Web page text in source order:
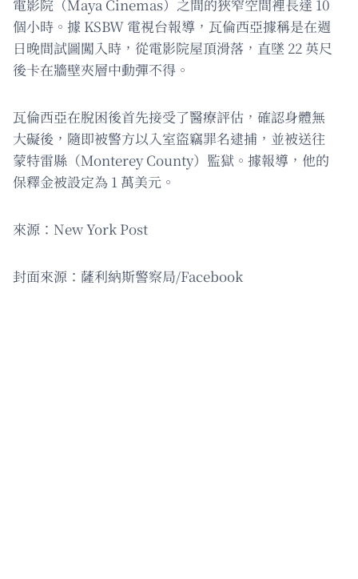
電影院（Maya Cinemas）之間的狹窄空間裡長達 10
個小時。據 KSBW 電視台報導，瓦倫西亞據稱是在週
日晚間試圖闖入時，從電影院屋頂滑落，直墜 22 英尺
後卡在牆壁夾層中動彈不得。
瓦倫西亞在脫困後首先接受了醫療評估，確認身體無
大礙後，隨即被警方以入室盜竊罪名逮捕，並被送往
蒙特雷縣（Monterey County）監獄。據報導，他的
保釋金被設定為 1 萬美元。
來源：New York Post
封面來源：薩利納斯警察局/Facebook